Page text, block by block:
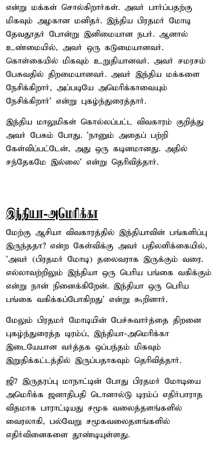
என்று மக்கள் சொல்கிறார்கள். அவர் பார்ப்பதற்கு
மிகவும் அழகான மனிதர். இந்திய பிரதமர் மோடி
தேவதூதர் போன்று இனிமையான நபர். ஆனால்
உண்மையில், அவர் ஒரு கடுமையானவர்.
கொள்கையில் மிகவும் உறுதியானவர். அவர் சமரசம்
பேசுவதில் திறமையானவர். அவர் இந்திய மக்களை
நேசிக்கிறார், அப்படியே அமெரிக்காவையும்
நேசிக்கிறார்' என்று புகழ்ந்துரைத்தார்.
இந்திய மாலுமிகள் கொல்லப்பட்ட விவகாரம் குறித்து
அவர் பேசும் போது. 'நானும் அதைப் பற்றி
கேள்விப்பட்டேன், அது ஒரு கடினமானது. அதில்
சந்தேகமே இல்லை' என்று தெரிவித்தார்.
இந்தியா-அமெரிக்கா
மேற்கு ஆசியா விவகாரத்தில் இந்தியாவின் பங்களிப்பு
இருந்ததா? என்ற கேள்விக்கு அவர் பதிலளிக்கையில்,
'அவர் (பிரதமர் மோடி) தலைவராக இருக்கும் வரை.
எல்லாவற்றிலும் இந்தியா ஒரு பெரிய பங்கை வகிக்கும்
என்று நான் நினைக்கிறேன். இந்தியா ஒரு பெரிய
பங்கை வகிக்கப்போகிறது' என்று கூறினார்.
மேலும் பிரதமர் மோடியின் பேச்சுவார்த்தை திறனை
புகழ்ந்துரைத்த டிரம்ப், இந்தியா-அமெரிக்கா
இடையேயான வர்த்தக ஒப்பந்தம் மிகவும்
இறுதிக்கட்டத்தில் இருப்பதாகவும் தெரிவித்தார்.
ஜி7 இருதரப்பு மாநாட்டின் போது பிரதமர் மோடியை
அமெரிக்க ஜனாதிபதி டொனால்டு டிரம்ப் எதிர்பாராத
விதமாக பாராட்டியது சமூக வலைத்தளங்களில்
வைரலாகி, பல்வேறு சமூகவலைதளங்களில்
எதிர்வினைகளை தூண்டியுள்ளது.